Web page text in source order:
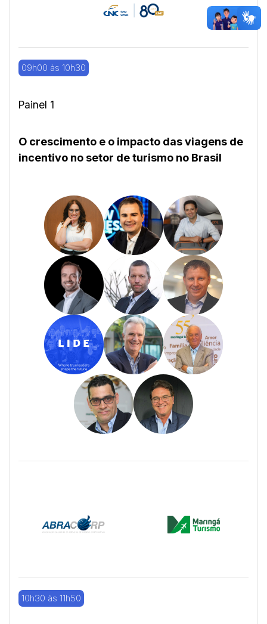
09h00 às 10h30
Painel 1
O crescimento e o impacto das viagens de
incentivo no setor de turismo no Brasil
10h30 às 11h50